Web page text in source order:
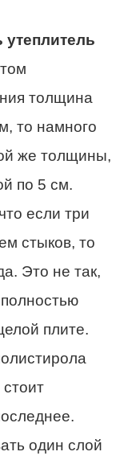
утеплитель
толщина
то намного
же толщины,
по 5 см.
если три
стыков, то
Это не так,
плите.
один слой